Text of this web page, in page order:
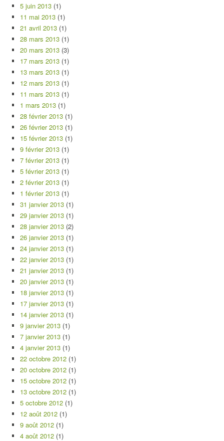
5 juin 2013 (1)
11 mai 2013 (1)
21 avril 2013 (1)
28 mars 2013 (1)
20 mars 2013 (3)
17 mars 2013 (1)
13 mars 2013 (1)
12 mars 2013 (1)
11 mars 2013 (1)
1 mars 2013 (1)
28 février 2013 (1)
26 février 2013 (1)
15 février 2013 (1)
9 février 2013 (1)
7 février 2013 (1)
5 février 2013 (1)
2 février 2013 (1)
1 février 2013 (1)
31 janvier 2013 (1)
29 janvier 2013 (1)
28 janvier 2013 (2)
26 janvier 2013 (1)
24 janvier 2013 (1)
22 janvier 2013 (1)
21 janvier 2013 (1)
20 janvier 2013 (1)
18 janvier 2013 (1)
17 janvier 2013 (1)
14 janvier 2013 (1)
9 janvier 2013 (1)
7 janvier 2013 (1)
4 janvier 2013 (1)
22 octobre 2012 (1)
20 octobre 2012 (1)
15 octobre 2012 (1)
13 octobre 2012 (1)
5 octobre 2012 (1)
12 août 2012 (1)
9 août 2012 (1)
4 août 2012 (1)